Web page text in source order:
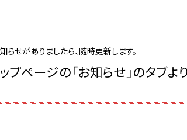
らせがありましたら、随時更新します。
プページの「お知らせ」のタブよ